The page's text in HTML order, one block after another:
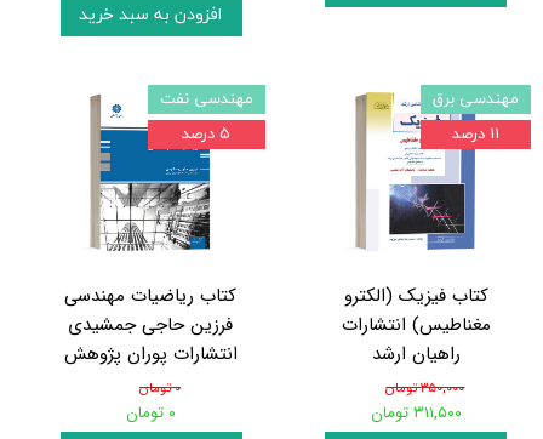
افزودن به سبد خرید
کتاب فیزیک (الکترو
مغناطیس) انتشارات
راهیان ارشد
۳۵۰,۰۰۰ تومان
۳۱۱,۵۰۰ تومان
مهندسی برق
۱۱ درصد
کتاب ریاضیات مهندسی
فرزین حاجی جمشیدی
انتشارات پوران پژوهش
۰ تومان
۰ تومان
مهندسی نفت
۵ درصد